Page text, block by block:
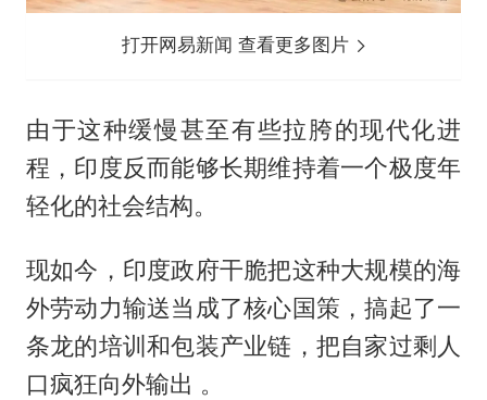
打开网易新闻 查看更多图片
由于这种缓慢甚至有些拉胯的现代化进
程，印度反而能够长期维持着一个极度年
轻化的社会结构。
现如今，印度政府干脆把这种大规模的海
外劳动力输送当成了核心国策，搞起了一
条龙的培训和包装产业链，把自家过剩人
口疯狂向外输出 。